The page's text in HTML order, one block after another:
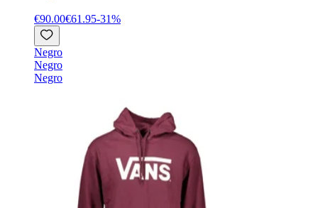
€90.00€61.95-31%
Negro
Negro
Negro